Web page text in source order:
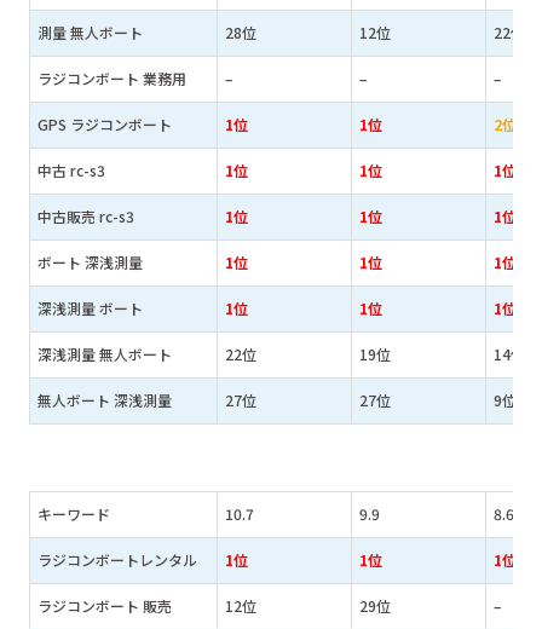
測量 無人ボート 28位 12位 22位
ラジコンボート 業務用 – – –
GPS ラジコンボート 1位 1位 2位
中古 rc-s3 1位 1位 1位
中古販売 rc-s3 1位 1位 1位
ボート 深浅測量 1位 1位 1位
深浅測量 ボート 1位 1位 1位
深浅測量 無人ボート 22位 19位 14位
無人ボート 深浅測量 27位 27位 9位
キーワード 10.7 9.9 8.6
ラジコンボートレンタル 1位 1位 1位
ラジコンボート 販売 12位 29位 –